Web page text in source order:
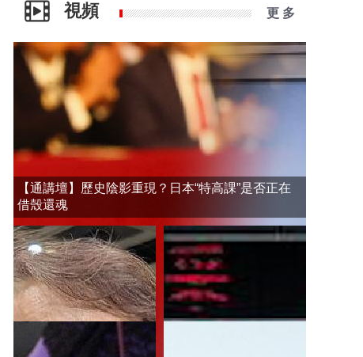
視頻 更 多
【通講壇】歷史陰影重現？日本“特高課”是否正在
借殼還魂